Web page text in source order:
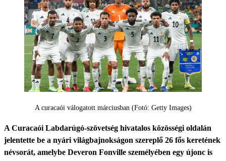
A curacaói válogatott márciusban (Fotó: Getty Images)
A Curacaói Labdarúgó-szövetség hivatalos közösségi oldalán
jelentette be a nyári világbajnokságon szereplő 26 fős keretének
névsorát, amelybe Deveron Fonville személyében egy újonc is